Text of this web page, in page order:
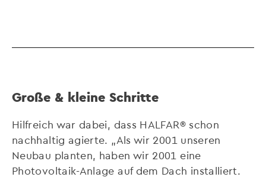
Große & kleine Schritte
Hilfreich war dabei, dass HALFAR® schon
nachhaltig agierte. „Als wir 2001 unseren
Neubau planten, haben wir 2001 eine
Photovoltaik-Anlage auf dem Dach installiert.